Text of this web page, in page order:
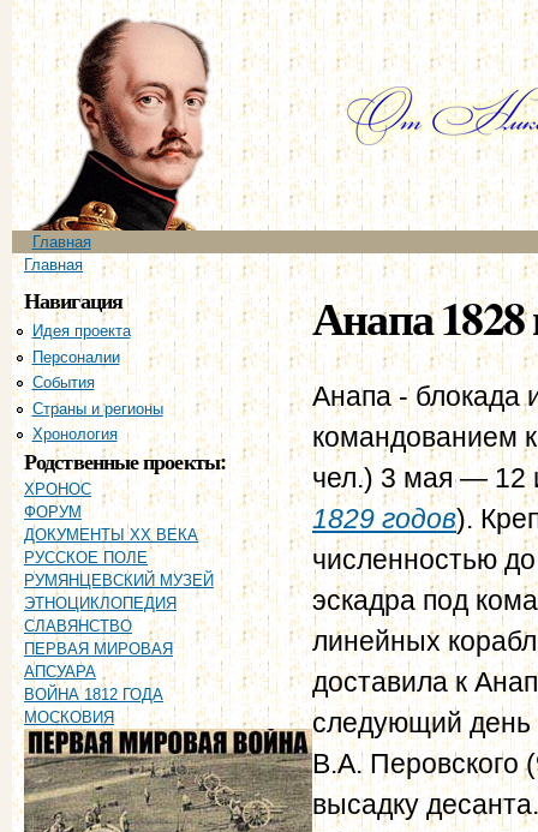
Главное меню
Главная
Вы здесь
Главная
Навигация
Идея проекта
Персоналии
События
Страны и регионы
Хронология
Родственные проекты:
ХРОНОС
ФОРУМ
ДОКУМЕНТЫ XX ВЕКА
РУССКОЕ ПОЛЕ
РУМЯНЦЕВСКИЙ МУЗЕЙ
ЭТНОЦИКЛОПЕДИЯ
СЛАВЯНСТВО
ПЕРВАЯ МИРОВАЯ
АПСУАРА
ВОЙНА 1812 ГОДА
МОСКОВИЯ
Анапа 1828
Анапа - блокада
командованием
чел.) 3 мая — 12
1829 годов).
численностью
эскадра под
линейных
доставила к
следующий день
В.А. Перовского
высадку